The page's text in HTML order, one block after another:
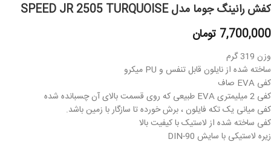
کفش رانینگ جوما مدل SPEED JR 2505 TURQUOISE
7,700,000 تومان
وزن 319 گرم
ساخته شده از نایلون قابل تنفس و PU میکرو
کفی EVA صاف
کفی 2 میلیمتری EVA طبیعی که روی قسمت بالای آن چسبانده شده
کفی میانی یک تکه فایلون ، برش خورده تا سازگار با زمین باشد.
کفی ساخته شده از لاستیک با کیفیت بالا
زیره لاستیکی با سایش DIN-90